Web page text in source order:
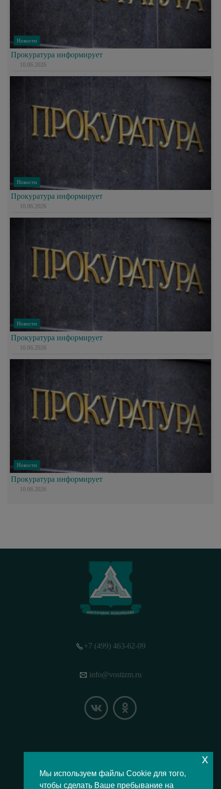
Новости
Прокуратура информирует
10.06.2026
Новости
Прокуратура информирует
10.06.2026
Новости
Прокуратура информирует
10.06.2026
Новости
Прокуратура информирует
10.06.2026
+7 (499) 463-62-09
info@vostizm.ru
Мы используем файлы Cookie для того,
чтобы сделать Ваше пребывание на
x